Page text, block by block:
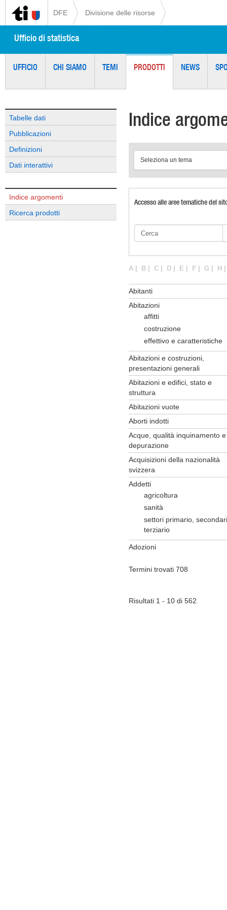
DFE Divisione delle risorse
Ufficio di statistica
UFFICIO CHI SIAMO TEMI PRODOTTI NEWS
Tabelle dati
Pubblicazioni
Definizioni
Dati interattivi
Indice argomenti
Ricerca prodotti
Indice
Seleziona un tema
Accesso alle aree tematiche del
A B C D E F G H
Abitanti
Abitazioni
affitti
costruzione
effettivo e caratteristiche
Abitazioni e costruzioni,
presentazioni generali
Abitazioni e edifici, stato e
struttura
Abitazioni vuote
Aborti indotti
Acque, qualità inquinamento e
depurazione
Acquisizioni della nazionalità
svizzera
Addetti
agricoltura
sanità
settori primario,
terziario
Adozioni
Termini trovati 708
Risultati 1 - 10 di 562